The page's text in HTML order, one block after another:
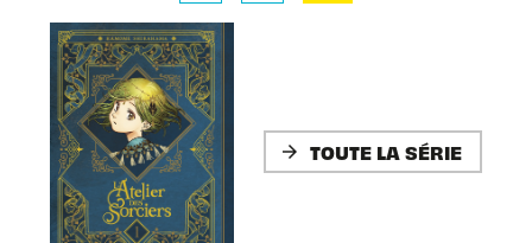
arrow_forward TOUTE LA SÉRIE